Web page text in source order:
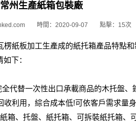
常州生產紙箱包裝廠
時間：2020-09-07 點擊：15次
紙板加工生產成的紙托箱產品特點
下：
代替一次性出口承載商品的木托盤、
利用，綜合成本低!可依客戶需求量
箱、托盤、紙托箱、可拆裝紙托箱、